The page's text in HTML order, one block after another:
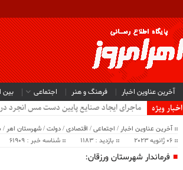
آخرین عناوین اخبار فرهنگ و هنر اجتماعی بین
اخبار ویژه
ماجرای ایجاد صنایع پایین دست مس
آخرین عناوین اخبار / اجتماعی/ اقتصادی/دولت/شهرستان اهر /
06 ژانویه 2023
بازدید : 1183 شناسه خبر : 61909
فرماندار شهرستان ورزقان: